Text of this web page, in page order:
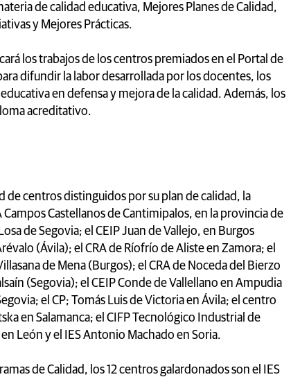
de calidad educativa, Mejores Planes de Calidad,
y Mejores Prácticas.
los trabajos de los centros premiados en el Portal de
difundir la labor desarrollada por los docentes, los
en defensa y mejora de la calidad. Además, los
acreditativo.
de centros distinguidos por su plan de calidad, la
Campos Castellanos de Cantimipalos, en la provincia de
de Segovia; el CEIP Juan de Vallejo, en Burgos
(Ávila); el CRA de Ríofrío de Aliste en Zamora; el
de Mena (Burgos); el CRA de Noceda del Bierzo
(Segovia); el CEIP Conde de Vallellano en Ampudia
el CP; Tomás Luis de Victoria en Ávila; el centro
en Salamanca; el CIFP Tecnológico Industrial de
León y el IES Antonio Machado en Soria.
de Calidad, los 12 centros galardonados son el IES